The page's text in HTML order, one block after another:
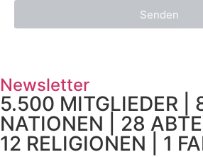
Senden
Newsletter
5.500 MITGLIEDER |
NATIONEN | 28
12 RELIGIONEN | 1